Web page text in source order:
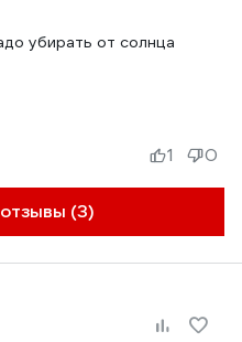
убирать от солнца
(3)
1 0